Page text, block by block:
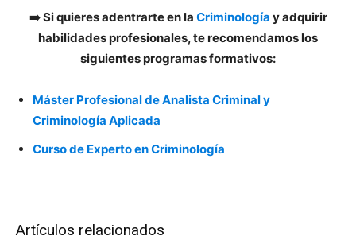
➡️ Si quieres adentrarte en la Criminología y adquirir
habilidades profesionales, te recomendamos los
siguientes programas formativos:
Máster Profesional de Analista Criminal y
Criminología Aplicada
Curso de Experto en Criminología
Artículos relacionados